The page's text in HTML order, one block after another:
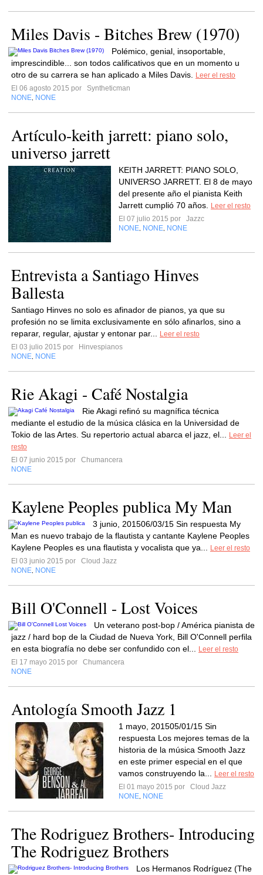
Miles Davis - Bitches Brew (1970)
Polémico, genial, insoportable,
imprescindible... son todos calificativos que en un momento u
otro de su carrera se han aplicado a Miles Davis.
Leer el resto
El 06 agosto 2015 por
Syntheticman
NONE NONE
Artículo-keith jarrett: piano solo,
universo jarrett
KEITH JARRETT: PIANO SOLO,
UNIVERSO JARRETT. El 8 de mayo
del presente año el pianista Keith
Jarrett cumplió 70 años.
Leer el resto
El 07 julio 2015 por
Jazzc
NONE NONE NONE
Entrevista a Santiago Hinves
Ballesta
Santiago Hinves no solo es afinador de pianos, ya que su
profesión no se limita exclusivamente en sólo afinarlos, sino a
reparar, regular, ajustar y entonar par...
Leer el resto
El 03 julio 2015 por
Hinvespianos
NONE NONE
Rie Akagi - Café Nostalgia
Rie Akagi refinó su magnífica técnica
mediante el estudio de la música clásica en la Universidad de
Tokio de las Artes. Su repertorio actual abarca el jazz, el...
Leer el
resto
El 07 junio 2015 por
Chumancera
NONE
Kaylene Peoples publica My Man
3 junio, 201506/03/15 Sin respuesta My
Man es nuevo trabajo de la flautista y cantante Kaylene Peoples
Kaylene Peoples es una flautista y vocalista que ya...
Leer el resto
El 03 junio 2015 por
Cloud Jazz
NONE NONE
Bill O'Connell - Lost Voices
Un veterano post-bop / América pianista de
jazz / hard bop de la Ciudad de Nueva York, Bill O'Connell perfila
en esta biografía no debe ser confundido con el...
Leer el resto
El 17 mayo 2015 por
Chumancera
NONE
Antología Smooth Jazz 1
1 mayo, 201505/01/15 Sin
respuesta Los mejores temas de la
historia de la música Smooth Jazz
en este primer especial en el que
vamos construyendo la...
Leer el resto
El 01 mayo 2015 por
Cloud Jazz
NONE NONE
The Rodriguez Brothers- Introducing
The Rodriguez Brothers
Los Hermanos Rodríguez (The